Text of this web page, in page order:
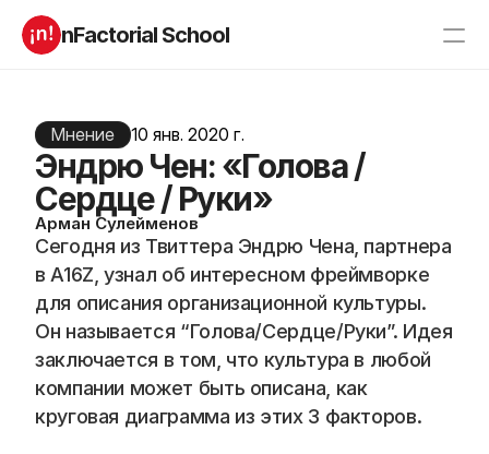
nFactorial School
О нас
Блог
Incubator 2026
Компаниям
Старт в ИТ
Андроид разработчик
Алгоритмы
iOS с 0
Python-разработчик
Frontend на React
Product manager
Генеративный ИИ
Data Science c 0
Аналитик данных
QA инженер
Мнение 10 янв. 2020 г.
Эндрю Чен: «Голова /
Сердце / Руки»
Арман Сулейменов
Сегодня из Твиттера Эндрю Чена, партнера
в A16Z, узнал об интересном фреймворке
для описания организационной культуры.
Он называется “Голова/Сердце/Руки”. Идея
заключается в том, что культура в любой
компании может быть описана, как
круговая диаграмма из этих 3 факторов.